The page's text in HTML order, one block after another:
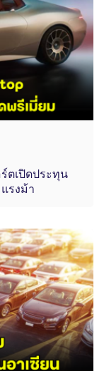
ตเปิดประทุน
รงม้า